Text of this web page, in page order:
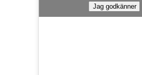
Jag godkänner